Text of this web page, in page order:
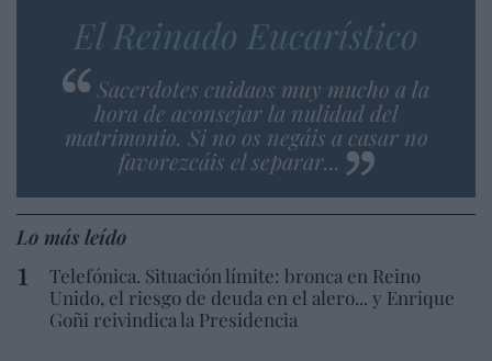
El Reinado Eucarístico
Sacerdotes cuidaos muy mucho a la
hora de aconsejar la nulidad del
matrimonio. Si no os negáis a casar no
favorezcáis el separar...
Lo más leído
Telefónica. Situación límite: bronca en Reino
Unido, el riesgo de deuda en el alero... y Enrique
Goñi reivindica la Presidencia